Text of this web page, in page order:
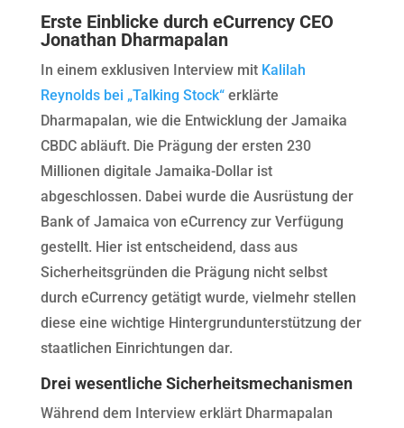
Erste Einblicke durch eCurrency CEO
Jonathan Dharmapalan
In einem exklusiven Interview mit Kalilah
Reynolds bei „Talking Stock“erklärte
Dharmapalan, wie die Entwicklung der Jamaika
CBDC abläuft. Die Prägung der ersten 230
Millionen digitale Jamaika-Dollar ist
abgeschlossen. Dabei wurde die Ausrüstung der
Bank of Jamaica von eCurrency zur Verfügung
gestellt. Hier ist entscheidend, dass aus
Sicherheitsgründen die Prägung nicht selbst
durch eCurrency getätigt wurde, vielmehr stellen
diese eine wichtige Hintergrundunterstützung der
staatlichen Einrichtungen dar.
Drei wesentliche Sicherheitsmechanismen
Während dem Interview erklärt Dharmapalan